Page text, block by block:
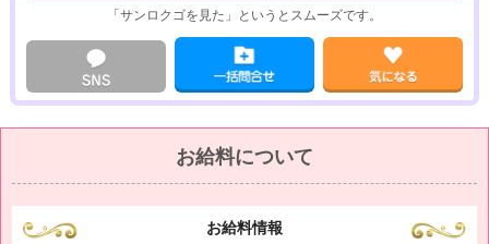
「サンロクゴを見た」というとスムーズです。
お給料について
お給料情報